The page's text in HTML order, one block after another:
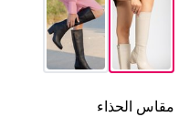
مقاس الحذاء